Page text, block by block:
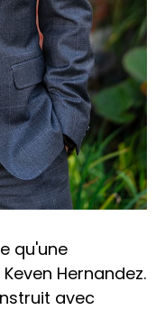
qu'une
Hernandez.
avec